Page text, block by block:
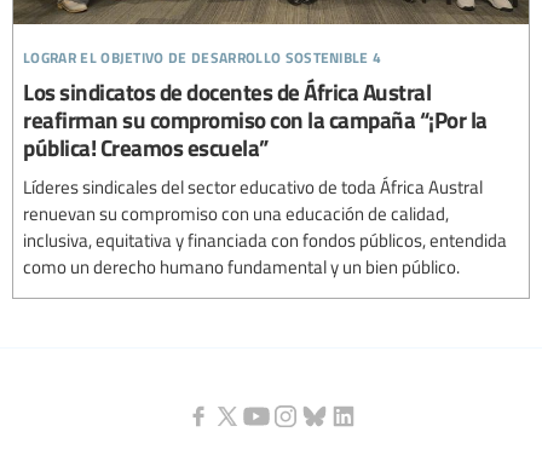
lograr el objetivo de desarrollo sostenible 4
Los sindicatos de docentes de África Austral
reafirman su compromiso con la campaña “¡Por la
pública! Creamos escuela”
Líderes sindicales del sector educativo de toda África Austral
renuevan su compromiso con una educación de calidad,
inclusiva, equitativa y financiada con fondos públicos, entendida
como un derecho humano fundamental y un bien público.